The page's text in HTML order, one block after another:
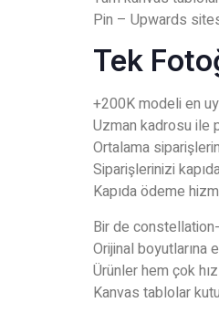
Pin – Upwards
Tek
+200K modeli en
Uzman kadrosu ile
Ortalama
Siparişlerinizi
Kapıda ödeme
Bir de
Orijinal boyutlarına
Ürünler hem çok
Kanvas tablolar